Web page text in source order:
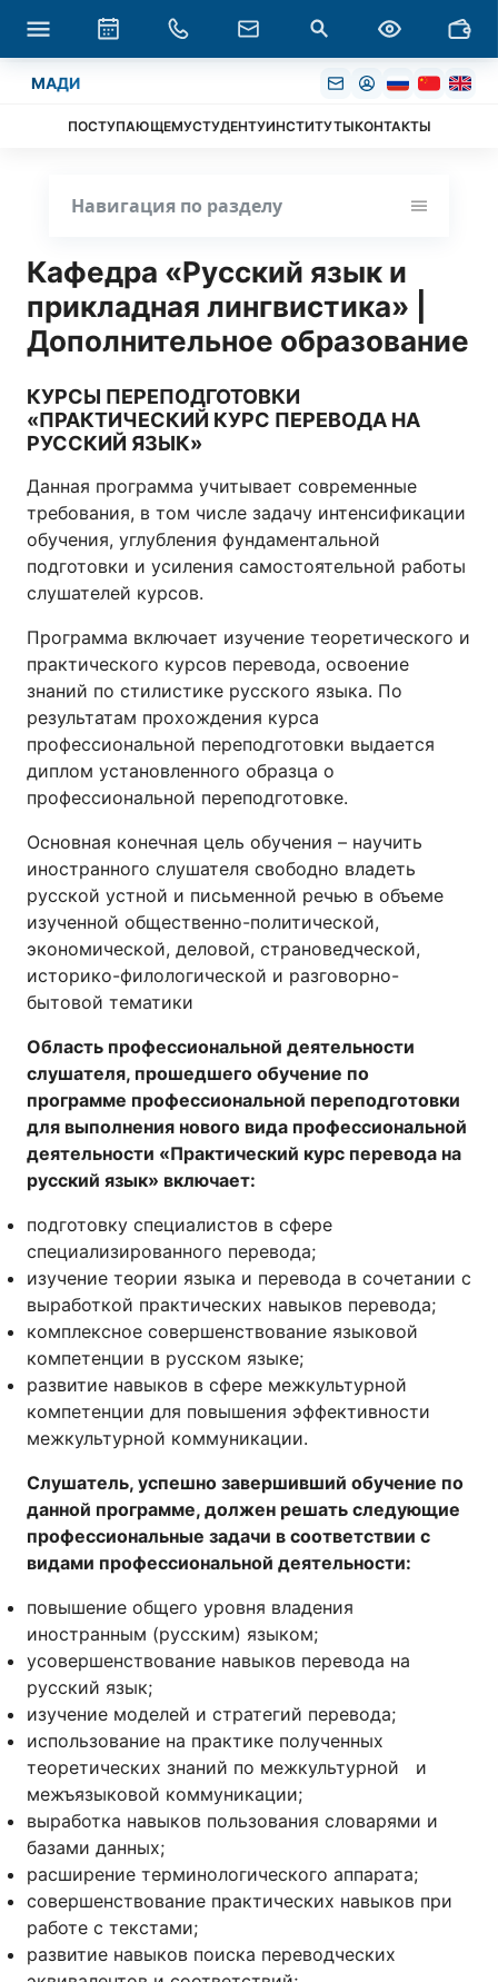
МАДИ
ПОСТУПАЮЩЕМУСТУДЕНТУИНСТИТУТЫКОНТАКТЫ
Кафедра «Русский язык и
прикладная лингвистика» |
Дополнительное образование
КУРСЫ ПЕРЕПОДГОТОВКИ
«ПРАКТИЧЕСКИЙ КУРС ПЕРЕВОДА НА
РУССКИЙ ЯЗЫК»
Данная программа учитывает современные
требования, в том числе задачу интенсификации
обучения, углубления фундаментальной
подготовки и усиления самостоятельной работы
слушателей курсов.
Программа включает изучение теоретического и
практического курсов перевода, освоение
знаний по стилистике русского языка. По
результатам прохождения курса
профессиональной переподготовки выдается
диплом установленного образца о
профессиональной переподготовке.
Основная конечная цель обучения – научить
иностранного слушателя свободно владеть
русской устной и письменной речью в объеме
изученной общественно-политической,
экономической, деловой, страноведческой,
историко-филологической и разговорно-
бытовой тематики
Область профессиональной деятельности
слушателя, прошедшего обучение по
программе профессиональной переподготовки
для выполнения нового вида профессиональной
деятельности «Практический курс перевода на
русский язык» включает:
подготовку специалистов в сфере
специализированного перевода;
изучение теории языка и перевода в сочетании с
выработкой практических навыков перевода;
комплексное совершенствование языковой
компетенции в русском языке;
развитие навыков в сфере межкультурной
компетенции для повышения эффективности
межкультурной коммуникации.
Слушатель, успешно завершивший обучение по
данной программе, должен решать следующие
профессиональные задачи в соответствии с
видами профессиональной деятельности:
повышение общего уровня владения
иностранным (русским) языком;
усовершенствование навыков перевода на
русский язык;
изучение моделей и стратегий перевода;
использование на практике полученных
теоретических знаний по межкультурной и
межъязыковой коммуникации;
выработка навыков пользования словарями и
базами данных;
расширение терминологического аппарата;
совершенствование практических навыков при
работе с текстами;
развитие навыков поиска переводческих
Навигация по разделу